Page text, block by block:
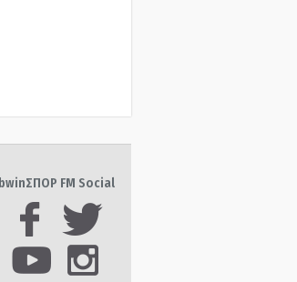
bwinΣΠΟΡ FM Social